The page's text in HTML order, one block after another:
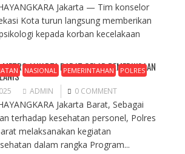
Jakarta — Tim konselor
Kota turun langsung memberikan
kepada korban kecelakaan
NASIONAL PEMERINTAHAN POLRES
JAKARTA BARAT GELAR PEMERIKSAAN
ADMIN 0 COMMENT
Jakarta Barat, Sebagai
terhadap kesehatan personel, Polres
melaksanakan kegiatan
dalam rangka Program...